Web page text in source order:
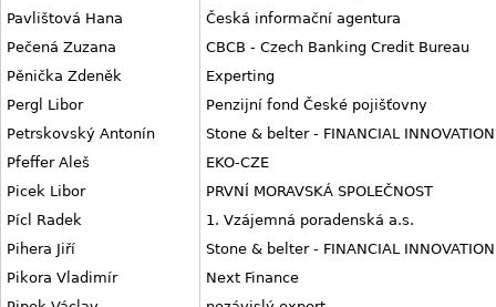
Pavlištová Hana
Česká informační agentura
Pečená Zuzana
CBCB - Czech Banking Credit Bureau
Pěnička Zdeněk
Experting
Pergl Libor
Penzijní fond České pojišťovny
Petrskovský Antonín
Stone & belter - FINANCIAL INNOVATION
Pfeffer Aleš
EKO-CZE
Picek Libor
PRVNÍ MORAVSKÁ SPOLEČNOST
Pícl Radek
1. Vzájemná poradenská a.s.
Pihera Jiří
Stone & belter - FINANCIAL INNOVATION
Pikora Vladimír
Next Finance